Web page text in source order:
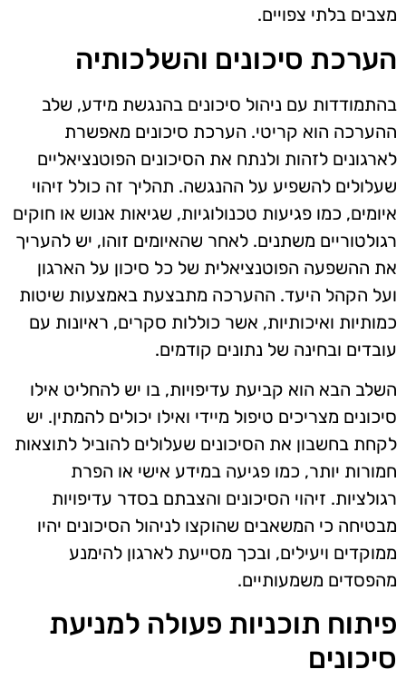
מצבים בלתי צפויים.
הערכת סיכונים והשלכותיה
בהתמודדות עם ניהול סיכונים בהנגשת מידע, שלב
ההערכה הוא קריטי. הערכת סיכונים מאפשרת
לארגונים לזהות ולנתח את הסיכונים הפוטנציאליים
שעלולים להשפיע על ההנגשה. תהליך זה כולל זיהוי
איומים, כמו פגיעות טכנולוגיות, שגיאות אנוש או חוקים
רגולטוריים משתנים. לאחר שהאיומים זוהו, יש להעריך
את ההשפעה הפוטנציאלית של כל סיכון על הארגון
ועל הקהל היעד. ההערכה מתבצעת באמצעות שיטות
כמותיות ואיכותיות, אשר כוללות סקרים, ראיונות עם
עובדים ובחינה של נתונים קודמים.
השלב הבא הוא קביעת עדיפויות, בו יש להחליט אילו
סיכונים מצריכים טיפול מיידי ואילו יכולים להמתין. יש
לקחת בחשבון את הסיכונים שעלולים להוביל לתוצאות
חמורות יותר, כמו פגיעה במידע אישי או הפרת
רגולציות. זיהוי הסיכונים והצבתם בסדר עדיפויות
מבטיחה כי המשאבים שהוקצו לניהול הסיכונים יהיו
ממוקדים ויעילים, ובכך מסייעת לארגון להימנע
מהפסדים משמעותיים.
פיתוח תוכניות פעולה למניעת
סיכונים